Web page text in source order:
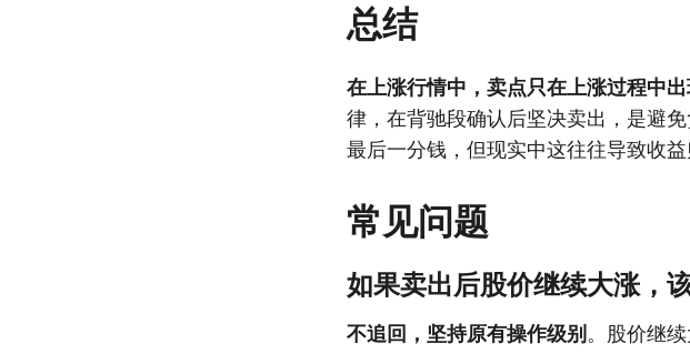
总结
在上涨行情中，卖点只在上涨过程中
律，在背驰段确认后坚决卖出，是避
最后一分钱，但现实中这往往导致收益
常见问题
如果卖出后股价继续大涨，
不追回，坚持原有操作级别 。股价继